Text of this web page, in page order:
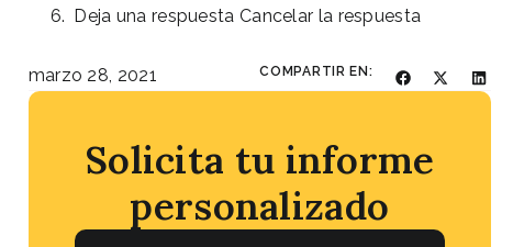
Deja una respuesta Cancelar la respuesta
marzo 28, 2021 COMPARTIR EN:
Solicita tu informe
personalizado